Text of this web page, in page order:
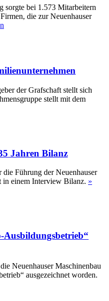
sorgte bei 1.573 Mitarbeitern
die zur Neuenhauser
der Grafschaft stellt sich
stellt mit dem
Jahren Bilanz
Führung der Neuenhauser
in einem Interview Bilanz. »
Ausbildungsbetrieb“
Neuenhauser Maschinenbau
ausgezeichnet worden.